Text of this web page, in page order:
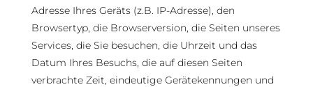
Adresse Ihres Geräts (z.B. IP-Adresse), den
Browsertyp, die Browserversion, die Seiten unseres
Services, die Sie besuchen, die Uhrzeit und das
Datum Ihres Besuchs, die auf diesen Seiten
verbrachte Zeit, eindeutige Gerätekennungen und